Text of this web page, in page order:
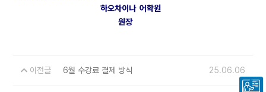
하오차이나 어학원
원장
이전글 6월 수강료 결제 방식 25.06.06